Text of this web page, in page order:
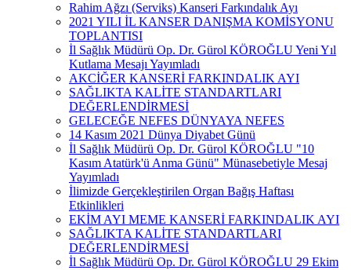
Rahim Ağzı (Serviks) Kanseri Farkındalık Ayı
2021 YILI İL KANSER DANIŞMA KOMİSYONU
TOPLANTISI
İl Sağlık Müdürü Op. Dr. Gürol KÖROĞLU Yeni Yıl
Kutlama Mesajı Yayımladı
AKCİĞER KANSERİ FARKINDALIK AYI
SAĞLIKTA KALİTE STANDARTLARI
DEĞERLENDİRMESİ
GELECEĞE NEFES DÜNYAYA NEFES
14 Kasım 2021 Dünya Diyabet Günü
İl Sağlık Müdürü Op. Dr. Gürol KÖROĞLU "10
Kasım Atatürk'ü Anma Günü" Münasebetiyle Mesaj
Yayımladı
İlimizde Gerçekleştirilen Organ Bağış Haftası
Etkinlikleri
EKİM AYI MEME KANSERİ FARKINDALIK AYI
SAĞLIKTA KALİTE STANDARTLARI
DEĞERLENDİRMESİ
İl Sağlık Müdürü Op. Dr. Gürol KÖROĞLU 29 Ekim